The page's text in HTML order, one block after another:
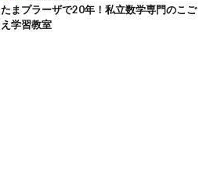
たまプラーザで20年！私立数学専門のこご
え学習教室